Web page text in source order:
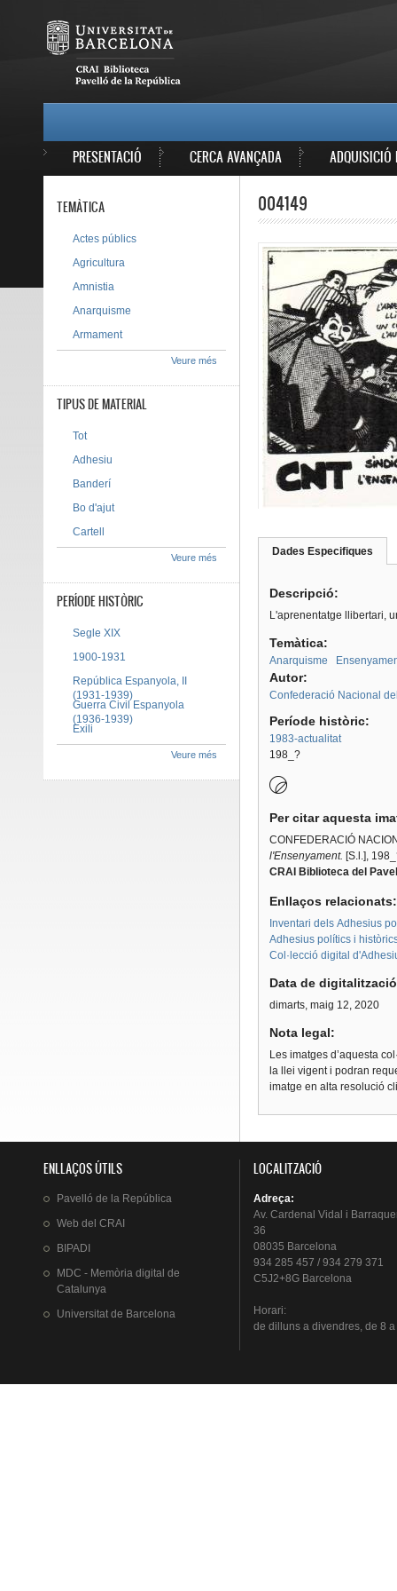
PRESENTACIÓ CERCA AVANÇADA ADQUISICIÓ
004149
Dades Especifiques
Descripció:
L'aprenentatge llibertari,
Temàtica:
Anarquisme
Autor:
Confederació Nacional
Període històric:
1983-actualitat
198_?
Per citar aquesta
CONFEDERACIÓ
l'Ensenyament. [S.l.],
CRAI Biblioteca del
Enllaços
Inventari dels Adhesius
Adhesius polítics i
Col·lecció digital
Data de
dimarts, maig 12, 2020
Nota legal:
Les imatges d’aquesta
la llei vigent i podran
imatge en alta resolució
TEMÀTICA
Actes públics
Agricultura
Amnistia
Anarquisme
Armament
Veure més
TIPUS DE MATERIAL
Tot
Adhesiu
Banderí
Bo d'ajut
Cartell
Veure més
PERÍODE HISTÒRIC
Segle XIX
1900-1931
República Espanyola, II
(1931-1939)
Guerra Civil Espanyola
(1936-1939)
Exili
Veure més
ENLLAÇOS ÚTILS
Pavelló de la República
Web del CRAI
BIPADI
MDC - Memòria digital de
Catalunya
Universitat de Barcelona
LOCALITZACIÓ
Adreça:
Av. Cardenal Vidal i
36
08035 Barcelona
934 285 457 / 934 279 371
C5J2+8G Barcelona
Horari:
de dillunsa divendres, de 8